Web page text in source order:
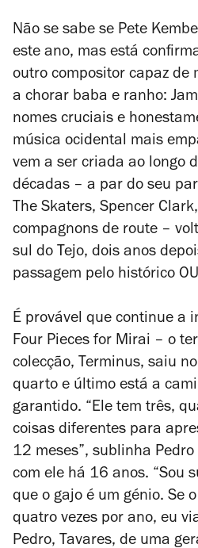
Não se sabe se Pete
este ano, mas está
outro compositor capaz de
a chorar baba e ranho:
nomes cruciais e
música ocidental mais
vem a ser criada ao longo
décadas – a par do seu
The Skaters, Spencer
compagnons de route –
sul do Tejo, dois anos
passagem pelo histórico
É provável que continue a
Four Pieces for Mirai – o
colecção, Terminus, saiu
quarto e último está a
garantido. “Ele tem três,
coisas diferentes para
12 meses”, sublinha
com ele há 16 anos. “Sou
que o gajo é um génio. Se
quatro vezes por ano, eu
Pedro, Tavares, de uma